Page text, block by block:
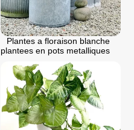
Plantes a floraison blanche
plantees en pots metalliques